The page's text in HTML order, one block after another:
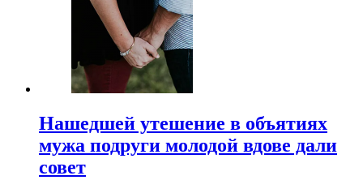
Нашедшей утешение в объятиях
мужа подруги молодой вдове дали
совет